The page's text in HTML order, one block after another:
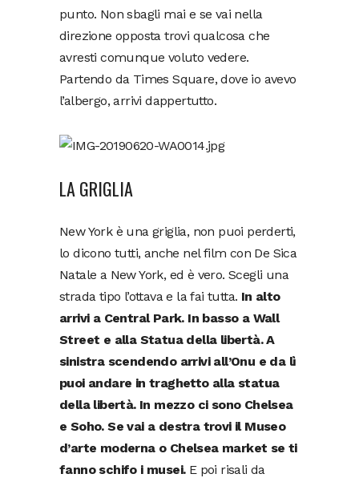
punto. Non sbagli mai e se vai nella
direzione opposta trovi qualcosa che
avresti comunque voluto vedere.
Partendo da Times Square, dove io avevo
l’albergo, arrivi dappertutto.
LA GRIGLIA
New York è una griglia, non puoi perderti,
lo dicono tutti, anche nel film con De Sica
Natale a New York, ed è vero. Scegli una
strada tipo l’ottava e la fai tutta. In alto
arrivi a Central Park. In basso a Wall
Street e alla Statua della libertà. A
sinistra scendendo arrivi all’Onu e da lì
puoi andare in traghetto alla statua
della libertà. In mezzo ci sono Chelsea
e Soho. Se vai a destra trovi il Museo
d’arte moderna o Chelsea market se ti
fanno schifo i musei. E poi risali da